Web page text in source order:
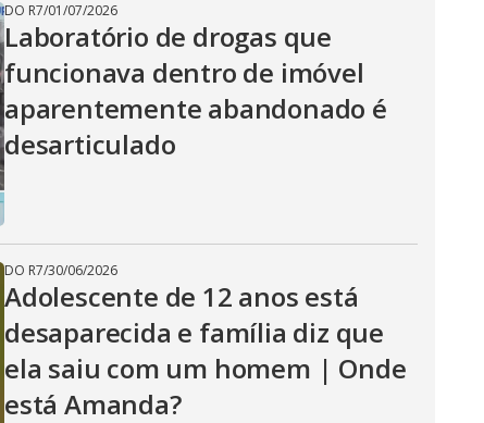
DO R7/01/07/2026
Laboratório de drogas que
funcionava dentro de imóvel
aparentemente abandonado é
desarticulado
DO R7/30/06/2026
Adolescente de 12 anos está
desaparecida e família diz que
ela saiu com um homem | Onde
está Amanda?